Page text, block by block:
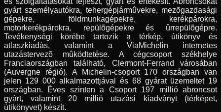
gyárt személyautókra, tehergépjármûvekre, mezõgazdasági
gépekre, földmunkagépekre, kerékpárokra,
motorkerékpárokra, repülõgépekre és ûrrepülõgépre.
Tevékenységi körébe tartozik a térkép, útikönyv és
atlaszkiadás, valamint a ViaMichelin internetes
utazástervezõ mûködtetése. A cégcsoport székhelye
Franciaországban található, Clermont-Ferrand városában
(Auvergne régió). A Michelin-csoport 170 országban van
jelen 129 000 alkalmazottjával és 68 gyárat üzemeltet 19
országban. Éves szinten a Csoport 197 millió abroncsot
gyárt, valamint 20 millió utazási kiadványt (térképet,
útikönyvet) készít.